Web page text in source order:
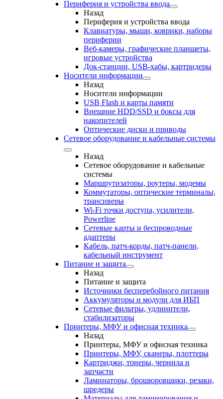
Периферия и устройства ввода
Назад
Периферия и устройства ввода
Клавиатуры, мыши, коврики, наборы
периферии
Веб-камеры, графические планшеты,
игровые устройства
Док-станции, USB-хабы, картридеры
Носители информации
Назад
Носители информации
USB Flash и карты памяти
Внешние HDD/SSD и боксы для
накопителей
Оптические диски и приводы
Сетевое оборудование и кабельные системы
Назад
Сетевое оборудование и кабельные
системы
Маршрутизаторы, роутеры, модемы
Коммутаторы, оптические терминалы,
трансиверы
Wi-Fi точки доступа, усилители,
Powerline
Сетевые карты и беспроводные
адаптеры
Кабель, патч-корды, патч-панели,
кабельный инструмент
Питание и защита
Назад
Питание и защита
Источники бесперебойного питания
Аккумуляторы и модули для ИБП
Сетевые фильтры, удлинители,
стабилизаторы
Принтеры, МФУ и офисная техника
Назад
Принтеры, МФУ и офисная техника
Принтеры, МФУ, сканеры, плоттеры
Картриджи, тонеры, чернила и
запчасти
Ламинаторы, брошюровщики, резаки,
шредеры